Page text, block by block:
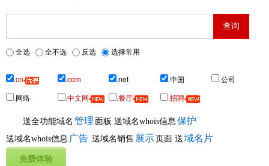
全选 全不选 反选 选择常用
.cn .com .net .中国
.公司
.网络
.中文网 .餐厅 .招聘
送全功能域名 管理 面板 送域名whois信息 保护
送域名whois信息 广告 送域名销售 展示页面 送 域名片